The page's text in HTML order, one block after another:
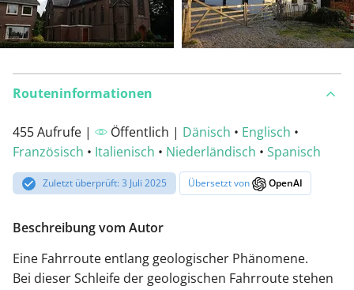
Routeninformationen
455 Aufrufe | Öffentlich | Dänisch • Englisch •
Französisch • Italienisch • Niederländisch • Spanisch
Zuletzt überprüft: 3 Juli 2025 Übersetzt von OpenAI
Beschreibung vom Autor
Eine Fahrroute entlang geologischer Phänomene.
Bei dieser Schleife der geologischen Fahrroute stehen